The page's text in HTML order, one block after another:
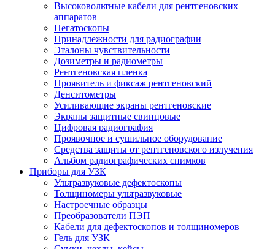
Высоковольтные кабели для рентгеновских
аппаратов
Негатоскопы
Принадлежности для радиографии
Эталоны чувствительности
Дозиметры и радиометры
Рентгеновская пленка
Проявитель и фиксаж рентгеновский
Денситометры
Усиливающие экраны рентгеновские
Экраны защитные свинцовые
Цифровая радиография
Проявочное и сушильное оборудование
Средства защиты от рентгеновского излучения
Альбом радиографических снимков
Приборы для УЗК
Ультразвуковые дефектоскопы
Толщиномеры ультразвуковые
Настроечные образцы
Преобразователи ПЭП
Кабели для дефектоскопов и толщиномеров
Гель для УЗК